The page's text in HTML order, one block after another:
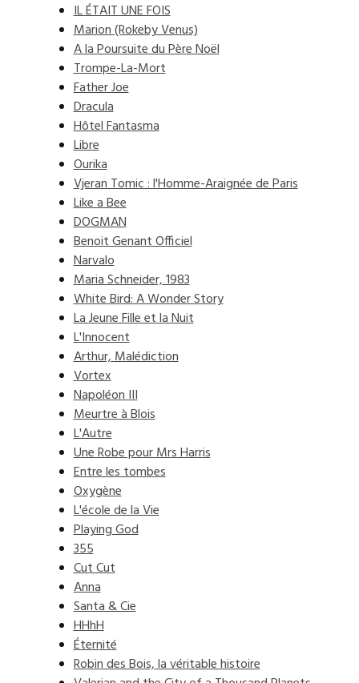
IL ÉTAIT UNE FOIS
Marion (Rokeby Venus)
A la Poursuite du Père Noël
Trompe-La-Mort
Father Joe
Dracula
Hôtel Fantasma
Libre
Ourika
Vjeran Tomic : l'Homme-Araignée de Paris
Like a Bee
DOGMAN
Benoit Genant Officiel
Narvalo
Maria Schneider, 1983
White Bird: A Wonder Story
La Jeune Fille et la Nuit
L'Innocent
Arthur, Malédiction
Vortex
Napoléon III
Meurtre à Blois
L'Autre
Une Robe pour Mrs Harris
Entre les tombes
Oxygène
L'école de la Vie
Playing God
355
Cut Cut
Anna
Santa & Cie
HHhH
Éternité
Robin des Bois, la véritable histoire